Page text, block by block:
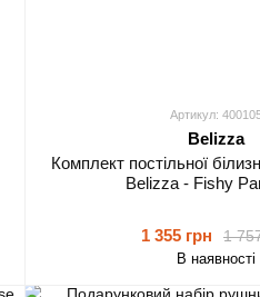
Артикул:
Belizza
Комплект постільної
Belizza - Fishy
1
1 355 грн
В наявності